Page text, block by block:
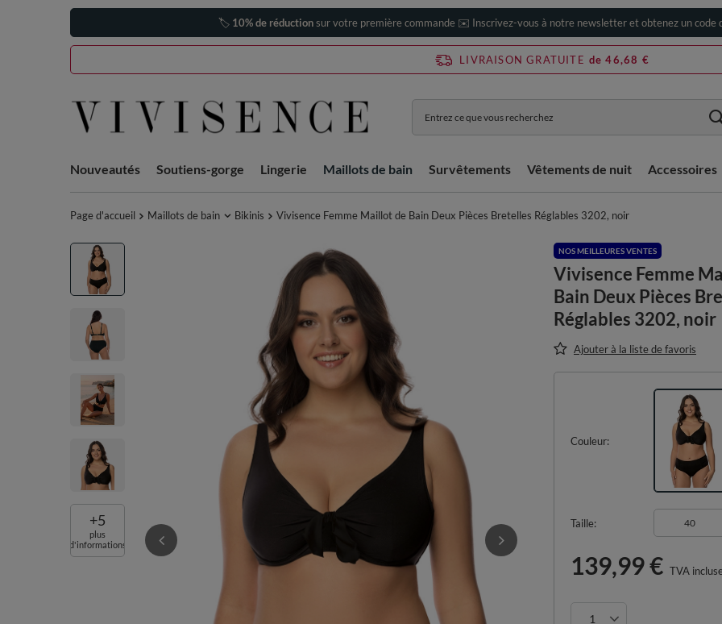
🏷️ 10% de réductionsur votre première commande ✉️ Inscrivez-vous à notre newsletter et obtenez un code
LIVRAISON GRATUITE de 46,68 €
Nouveautés Soutiens-gorge Lingerie Maillots de bain Survêtements Vêtements de nuit Accessoires
Page d'accueil Maillots de bain Bikinis Vivisence Femme Maillot de Bain Deux Pièces Bretelles Réglables 3202, noir
+5
plus
d'informations
NOS MEILLEURES VENTES
Vivisence Femme
Bain Deux Pièces
Réglables 3202, noir
Ajouter à la liste de favoris
Couleur
Taille 40
139,99 € TVA